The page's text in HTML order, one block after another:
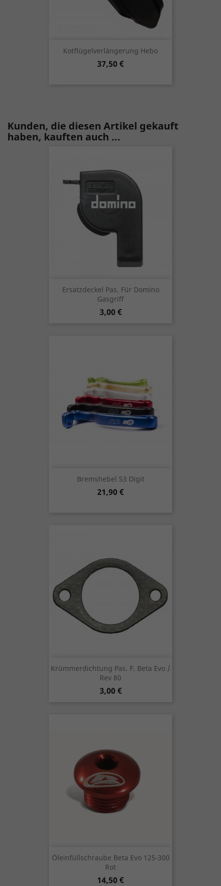
Kotflügelverlängerung Hebo
Preis
37,50 €
Kunden, die diesen Artikel gekauft
haben, kauften auch ...
Ersatzdeckel Pas. Für Domino
Gasgriff
Preis
3,00 €
Bremshebel S3 Digit
Preis
21,90 €
Krümmerdichtung Pas. F. Beta Evo /
Rev 80
Preis
3,00 €
Öleinfüllschraube Beta Evo 125-300
Rot
Preis
14,50 €